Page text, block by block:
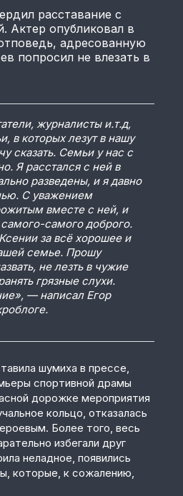
расставание с
Актер опубликовал в
адресованную
попросил не влезать в
журналисты и.т.д,
в которых лезут в нашу
сказать. Семьи у нас с
Я расстался с ней в
разведены, и я давно
С уважением
вместе с ней, и
самого доброго.
за всё хорошее и
семье. Прошу
не лезть в чужие
грязные слухи.
— написал Егор
шумиха в прессе,
спортивной драмы
дорожке мероприятия
кольцо, отказалась
Более того, весь
избегали друг
неладное, появились
которые, к сожалению,